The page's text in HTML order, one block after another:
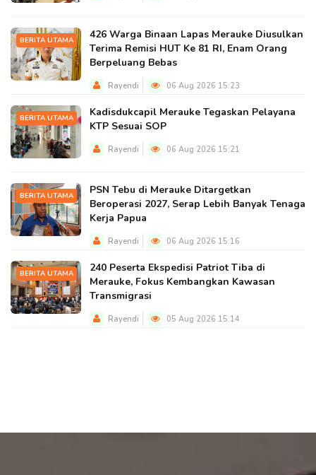
BERITA UTAMA
426 Warga Binaan Lapas Merauke Diusulkan
Terima Remisi HUT Ke 81 RI, Enam Orang
Berpeluang Bebas
Rayendi 06 Aug 2026 15:23
BERITA UTAMA
Kadisdukcapil Merauke Tegaskan Pelayana
KTP Sesuai SOP
Rayendi 06 Aug 2026 15:21
BERITA UTAMA
PSN Tebu di Merauke Ditargetkan
Beroperasi 2027, Serap Lebih Banyak Tenaga
Kerja Papua
Rayendi 06 Aug 2026 15:16
BERITA UTAMA
240 Peserta Ekspedisi Patriot Tiba di
Merauke, Fokus Kembangkan Kawasan
Transmigrasi
Rayendi 05 Aug 2026 15:14